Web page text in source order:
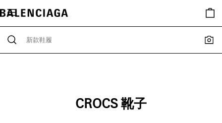
CROCS 靴子